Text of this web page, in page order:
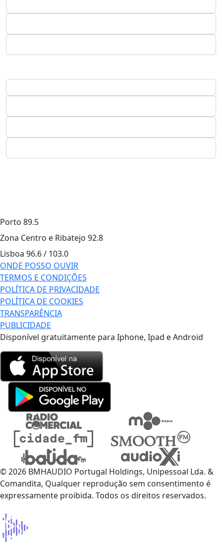
Porto 89.5
Zona Centro e Ribatejo 92.8
Lisboa 96.6 / 103.0
ONDE POSSO OUVIR
TERMOS E CONDIÇÕES
POLÍTICA DE PRIVACIDADE
POLÍTICA DE COOKIES
TRANSPARÊNCIA
PUBLICIDADE
Disponível gratuitamente para Iphone, Ipad e Android
© 2026 BMHAUDIO Portugal Holdings, Unipessoal Lda. &
Comandita, Qualquer reprodução sem consentimento é
expressamente proibida. Todos os direitos reservados.